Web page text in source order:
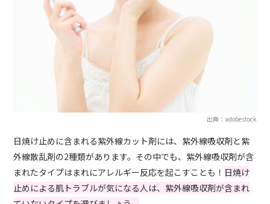
出典：adobestock
日焼け止めに含まれる紫外線カット剤には、紫外線吸収剤と紫
外線散乱剤の2種類があります。その中でも、紫外線吸収剤が含
まれたタイプはまれにアレルギー反応を起こすことも！ 日焼け
止めによる肌トラブルが気になる人は、紫外線吸収剤が含まれ